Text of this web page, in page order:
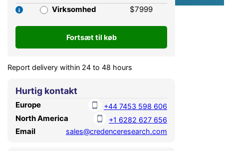
Virksomhed
$7999
Report delivery within 24 to 48 hours
Hurtig kontakt
Europe +44 7453 598 606
North America +1 6282 627 656
Email sales@credenceresearch.com